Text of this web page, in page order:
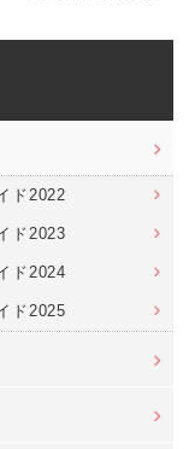
ド2022
ド2023
ド2024
ド2025